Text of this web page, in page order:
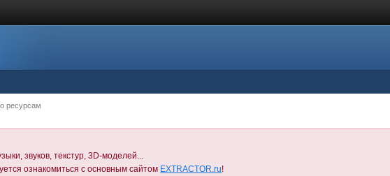
ресурсам
звуков, текстур, 3D-моделей...
ознакомиться с основным сайтом EXTRACTOR.ru!